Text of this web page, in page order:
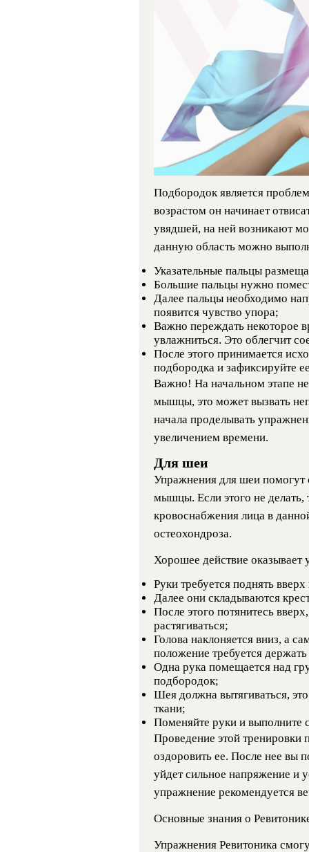
Подбородок является
возрастом он начинает
увядшей, на ней возникают
данную область можно
Указательные пальцы
Большие пальцы нужно
Далее пальцы необходимо
появится чувство упора;
Важно переждать некоторое
увлажниться. Это облегчит
После этого принимается
подбородка и зафиксируйте
Важно! На начальном этапе
мышцы, это может вызвать
начала проделывать
увеличением времени.
Для шеи
Упражнения для шеи помогут
мышцы. Если этого не
кровоснабжения лица в
остеохондроза.
Хорошее действие
Руки требуется поднять
Далее они складываются
После этого потянитесь
растягиваться;
Голова наклоняется вниз, а
положение требуется
Одна рука помещается над
подбородок;
Шея должна вытягиваться,
ткани;
Поменяйте руки и выполните
Проведение этой
оздоровить ее. После нее вы
уйдет сильное напряжение и
упражнение рекомендуется
Основные знания о
Упражнения Ревитоника